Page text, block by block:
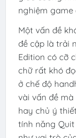
nghiệm game
Một vấn đề
đề cập là trải
Edition có cỡ
chữ rất khó
ở chế độ
vài vấn đề
hay chủ ý
tính năng